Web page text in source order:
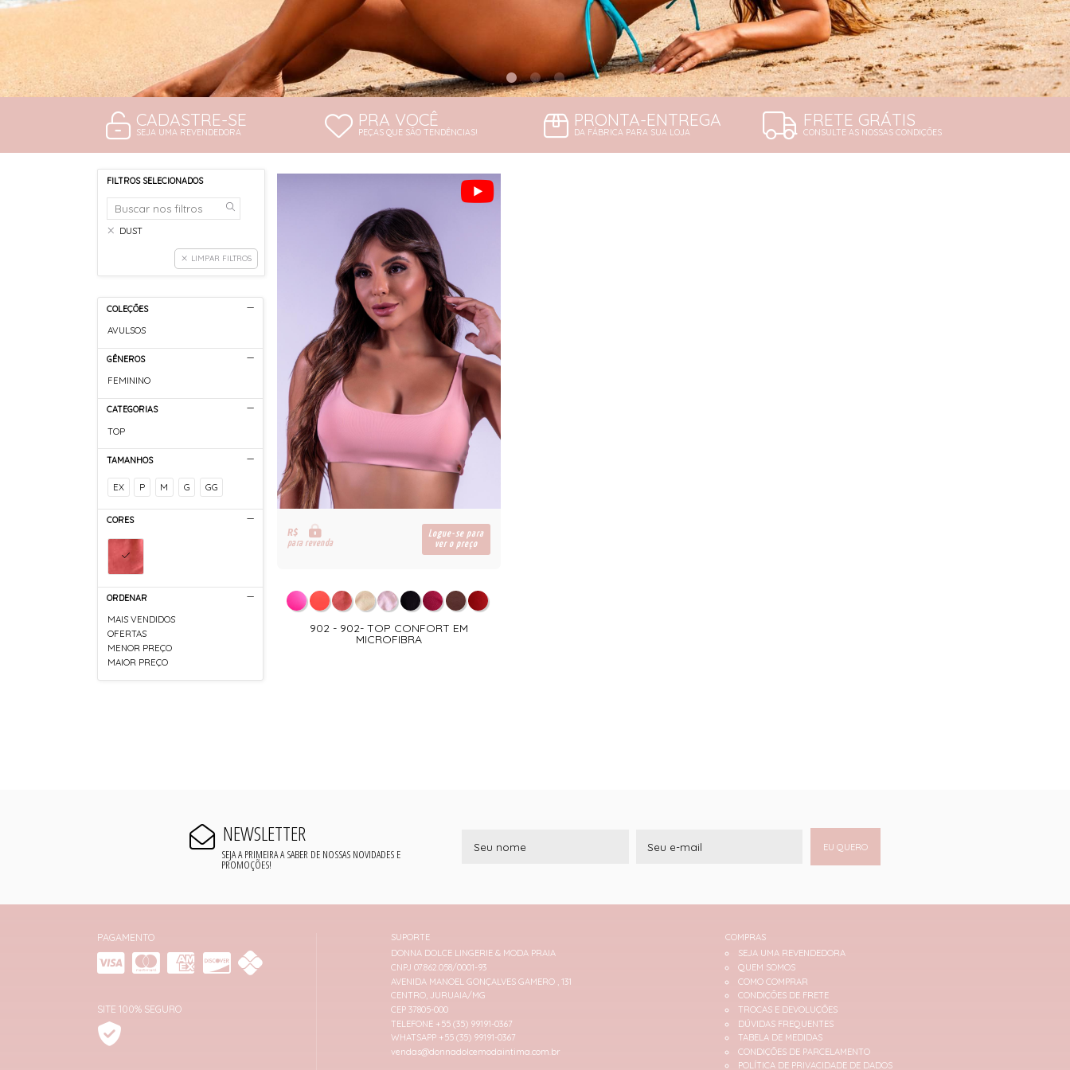
CADASTRE-SE
SEJA UMA REVENDEDORA
PRA VOCÊ
PEÇAS QUE SÃO TENDÊNCIAS!
PRONTA-ENTREGA
DA FÁBRICA PARA SUA LOJA
FRETE GRÁTIS
CONSULTE AS NOSSAS CONDIÇÕES
FILTROS SELECIONADOS
DUST
LIMPAR FILTROS
COLEÇÕES
AVULSOS
GÊNEROS
FEMININO
CATEGORIAS
TOP
TAMANHOS
EX P M G GG
CORES
ORDENAR
MAIS VENDIDOS
OFERTAS
MENOR PREÇO
MAIOR PREÇO
R$
para revenda
Logue-se para
ver o preço
902 - 902- TOP CONFORT EM
MICROFIBRA
NEWSLETTER
SEJA A PRIMEIRA A SABER DE NOSSAS NOVIDADES E
PROMOÇÕES!
EU QUERO
PAGAMENTO
SITE 100% SEGURO
SUPORTE
DONNA DOLCE LINGERIE & MODA PRAIA
CNPJ 07.862.058/0001-93
AVENIDA MANOEL GONÇALVES GAMERO , 131
CENTRO, JURUAIA/MG
CEP 37805-000
TELEFONE +55 (35) 99191-0367
WHATSAPP +55 (35) 99191-0367
vendas@donnadolcemodaintima.com.br
COMPRAS
SEJA UMA REVENDEDORA
QUEM SOMOS
COMO COMPRAR
CONDIÇÕES DE FRETE
TROCAS E DEVOLUÇÕES
DÚVIDAS FREQUENTES
TABELA DE MEDIDAS
CONDIÇÕES DE PARCELAMENTO
POLÍTICA DE PRIVACIDADE DE DADOS